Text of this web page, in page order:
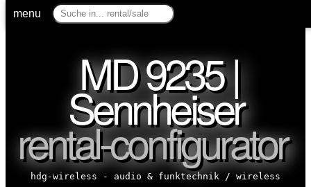
menu
MD 9235 |
Sennheiser
rental-configurator
hdg-wireless - audio & funktechnik / wireless